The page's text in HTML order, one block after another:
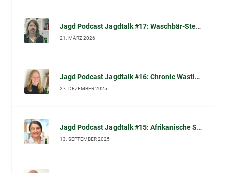
Jagd Podcast Jagdtalk #17: Waschbär-Sterilisation in Kassel – wissenschaftliche Einordnung, Tierschutzfragen & Waschbär-Mythen (im Gespräch mit Dr. Norbert Peter)
21. MÄRZ 2026
Jagd Podcast Jagdtalk #16: Chronic Wasting Disease (CWD): Chronische Auszehrungskrankheit beim Schalenwild – Fakten, Symptome, Diagnose und was Jäger jetzt wissen sollten
27. DEZEMBER 2025
Jagd Podcast Jagdtalk #15: Afrikanische Schweinepest (ASP): Prof. Dr. Carola Sauter-Louis (FLI) im Gespräch
13. SEPTEMBER 2025